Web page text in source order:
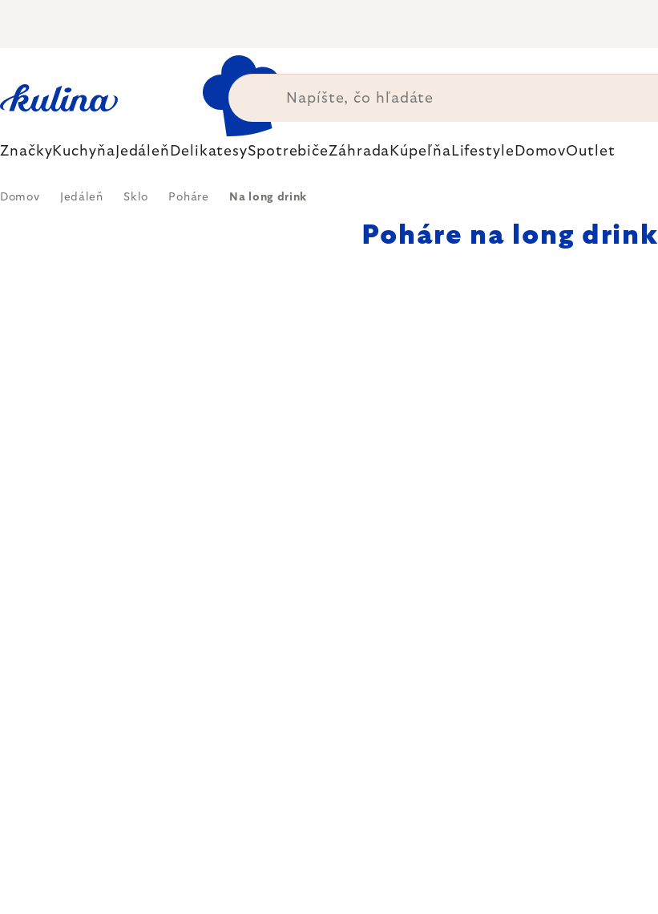
ZnačkyKuchyňa Jedáleň DelikatesySpotrebičeZáhrada Kúpeľňa Lifestyle DomovOutlet
Domov Jedáleň Sklo Poháre Na long drink
Poháre na long drink